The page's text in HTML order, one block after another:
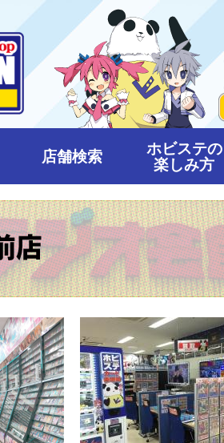
店舗検索 ホビステの
楽しみ方